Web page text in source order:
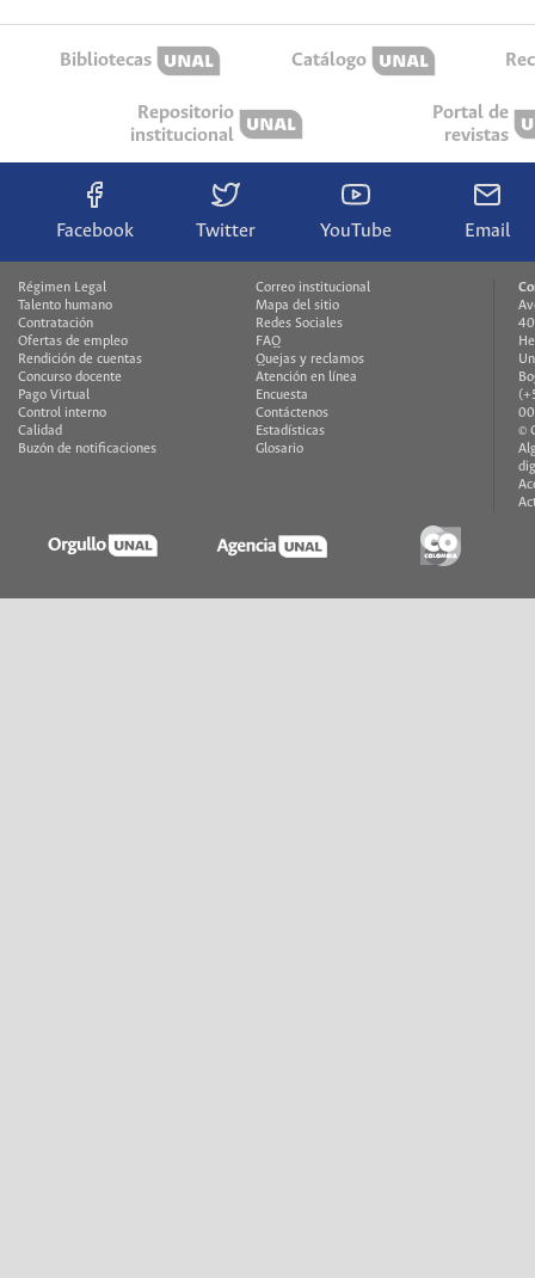
Bibliotecas Catálogo
Repositorio
institucional
Portal de
revistas
Facebook Twitter YouTube Email
Régimen Legal
Talento humano
Contratación
Ofertas de empleo
Rendición de cuentas
Concurso docente
Pago Virtual
Control interno
Calidad
Buzón de notificaciones
Correo institucional
Mapa del sitio
Redes Sociales
FAQ
Quejas y reclamos
Atención en línea
Encuesta
Contáctenos
Estadísticas
Glosario
©